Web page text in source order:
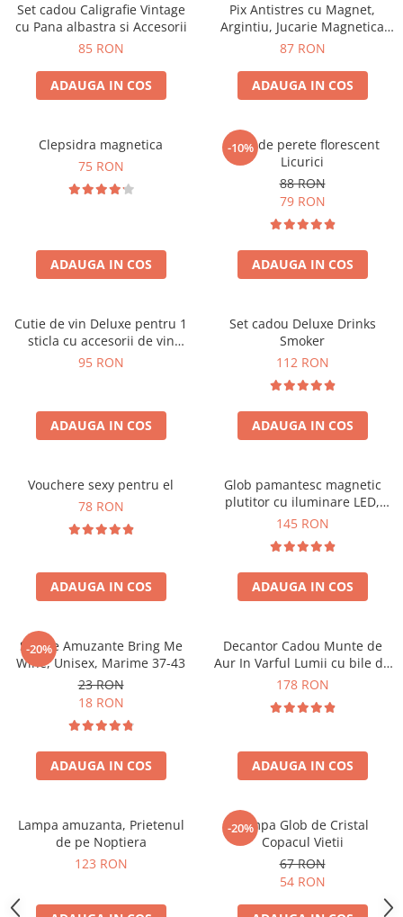
Set cadou Caligrafie Vintage
cu Pana albastra si Accesorii
85 RON
ADAUGA IN COS
Pix Antistres cu Magnet,
Argintiu, Jucarie Magnetica
pentru Birou
87 RON
ADAUGA IN COS
Clepsidra magnetica
75 RON
ADAUGA IN COS
-10%
Ceas de perete florescent
Licurici
88 RON
79 RON
ADAUGA IN COS
Cutie de vin Deluxe pentru 1
sticla cu accesorii de vin
incluse interior oranj
95 RON
ADAUGA IN COS
Set cadou Deluxe Drinks
Smoker
112 RON
ADAUGA IN COS
Vouchere sexy pentru el
78 RON
ADAUGA IN COS
Glob pamantesc magnetic
plutitor cu iluminare LED,
Forma C
145 RON
ADAUGA IN COS
-20%
Sosete Amuzante Bring Me
Wine, Unisex, Marime 37-43
23 RON
18 RON
ADAUGA IN COS
Decantor Cadou Munte de
Aur In Varful Lumii cu bile de
curatare
178 RON
ADAUGA IN COS
Lampa amuzanta, Prietenul
de pe Noptiera
123 RON
-20%
Lampa Glob de Cristal
Copacul Vietii
67 RON
54 RON